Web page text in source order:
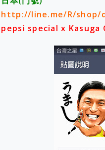
好用的 EaseUS Partition
一鍵修復模糊影片、舊照
小朋友才做選擇 投影機
式生活新體驗
外型超吸晴~ 給您絕佳操
iPhone 17 系列 有認證
DJI Osmo Pocket 3 爽爽
小巧好吸不擋鏡頭 有Qi2
會走動的冷暖氣 SONY
寶可夢飛人外掛iToolab
百倍變焦實測~ vivo
超好用的 PLAUD
http://line.me/R/shop/
pepsi special x